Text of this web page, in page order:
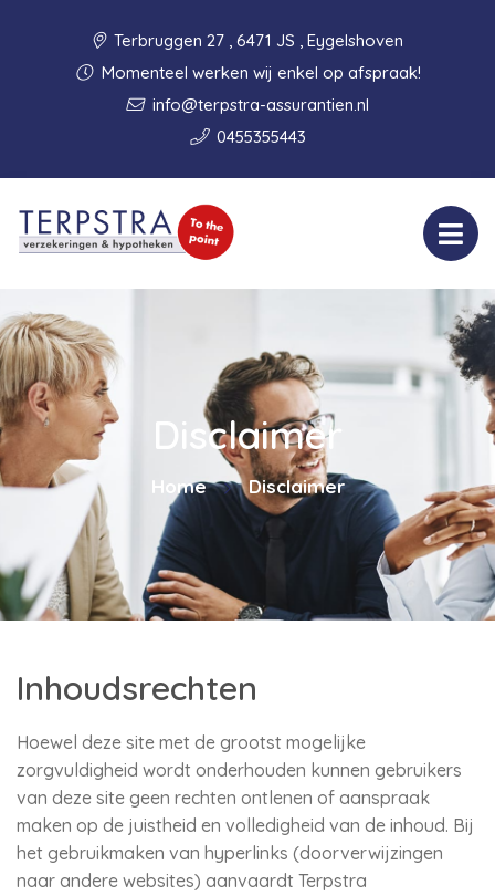
Terbruggen 27 , 6471 JS , Eygelshoven
Momenteel werken wij enkel op afspraak!
info@terpstra-assurantien.nl
0455355443
Disclaimer
Home Disclaimer
Inhoudsrechten
Hoewel deze site met de grootst mogelijke
zorgvuldigheid wordt onderhouden kunnen gebruikers
van deze site geen rechten ontlenen of aanspraak
maken op de juistheid en volledigheid van de inhoud. Bij
het gebruikmaken van hyperlinks (doorverwijzingen
naar andere websites) aanvaardt Terpstra